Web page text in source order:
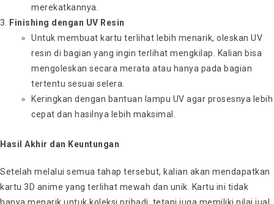
merekatkannya.
Finishing dengan UV Resin
Untuk membuat kartu terlihat lebih menarik, oleskan UV
resin di bagian yang ingin terlihat mengkilap. Kalian bisa
mengoleskan secara merata atau hanya pada bagian
tertentu sesuai selera.
Keringkan dengan bantuan lampu UV agar prosesnya lebih
cepat dan hasilnya lebih maksimal.
Hasil Akhir dan Keuntungan
Setelah melalui semua tahap tersebut, kalian akan mendapatkan
kartu 3D anime yang terlihat mewah dan unik. Kartu ini tidak